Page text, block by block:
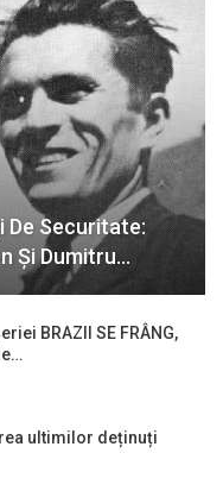
De Securitate:
Și Dumitru…
BRAZII SE FRÂNG,
ultimilor deținuți